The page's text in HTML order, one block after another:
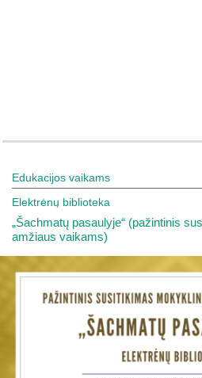
Edukacijos vaikams
Elektrėnų biblioteka
„Šachmatų pasaulyje“ (pažintinis
amžiaus vaikams)